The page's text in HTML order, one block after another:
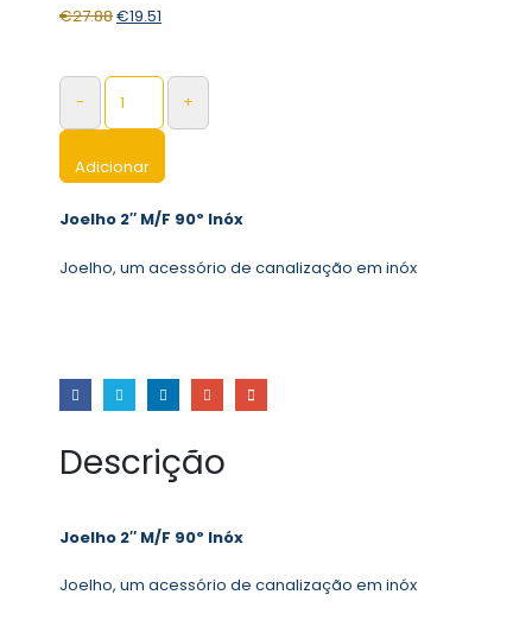
€27.88€19.51
- +
Adicionar
Joelho 2″ M/F 90º Inóx
Joelho, um acessório de canalização em inóx
Descrição
Joelho 2″ M/F 90º Inóx
Joelho, um acessório de canalização em inóx